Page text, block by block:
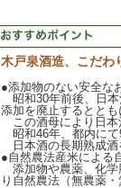
木戸泉酒造、こだわ
●添加物のない安全な
昭和30年前後、日本
添加を廃止するととも
この酒母により日本
昭和46年、都内にて
日本酒の長期熟成酒
●自然農法産米による
添加物や農薬、化学
り自然農法（無農薬